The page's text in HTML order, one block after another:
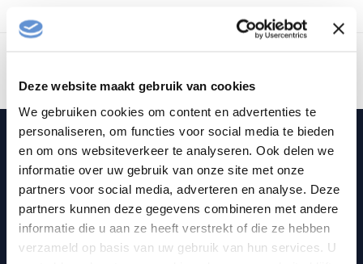
Deze website maakt gebruik van cookies
We gebruiken cookies om content en advertenties te
personaliseren, om functies voor social media te bieden
en om ons websiteverkeer te analyseren. Ook delen we
informatie over uw gebruik van onze site met onze
partners voor social media, adverteren en analyse. Deze
partners kunnen deze gegevens combineren met andere
informatie die u aan ze heeft verstrekt of die ze hebben
verzameld op basis van uw gebruik van hun services. U
TVvloerstandaardshop.nl
Pauwlaan 7
1343 CA Almere
the Netherlands